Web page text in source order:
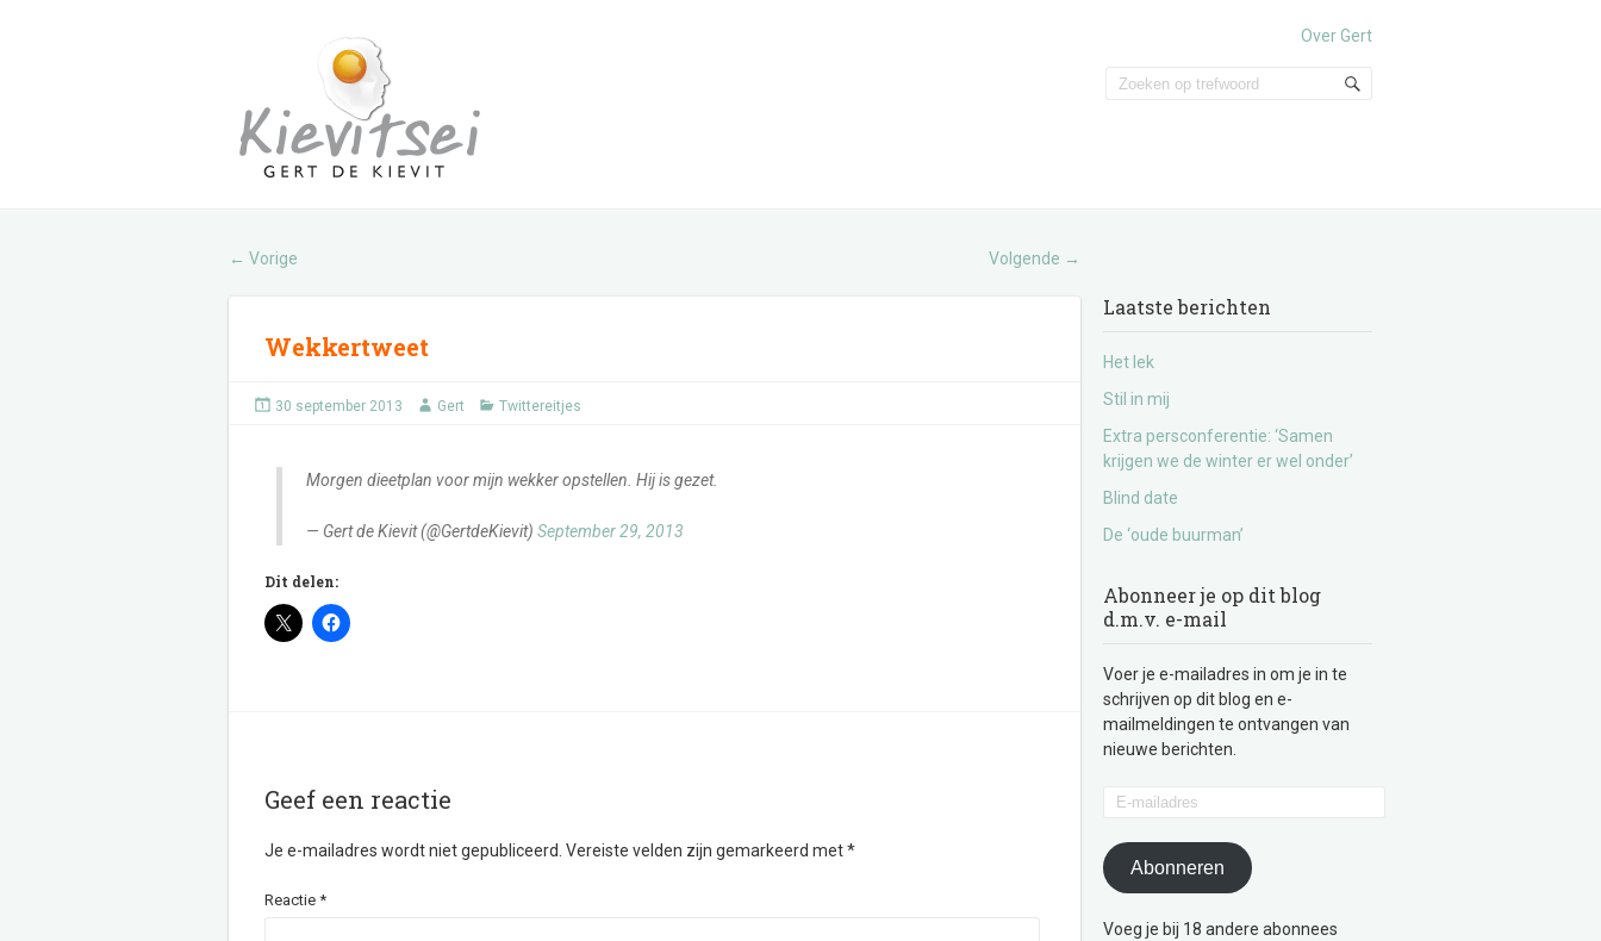
Over Gert
← Vorige Volgende →
Wekkertweet
30 september 2013 Gert Twittereitjes
Morgen dieetplan voor mijn wekker opstellen. Hij is gezet.
— Gert de Kievit (@GertdeKievit) September 29, 2013
Dit delen:
Geef een reactie
Je e-mailadres wordt niet gepubliceerd. Vereiste velden zijn gemarkeerd met*
Reactie *
Laatste berichten
Het lek
Stil in mij
Extra persconferentie: ‘Samen
krijgen we de winter er wel onder’
Blind date
De ‘oude buurman’
Abonneer je op dit blog
d.m.v. e-mail
Voer je e-mailadres in om je in te
schrijven op dit blog en e-
mailmeldingen te ontvangen van
nieuwe berichten.
Abonneren
Voeg je bij 18 andere abonnees